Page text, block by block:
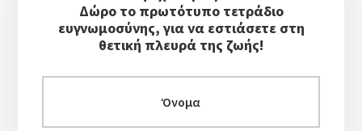
Δώρο το πρωτότυπο τετράδιο
ευγνωμοσύνης, για να εστιάσετε στη
θετική πλευρά της ζωής!